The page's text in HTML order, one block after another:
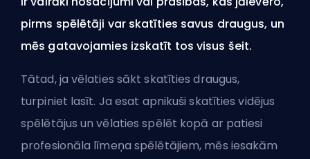
pirms spēlētāji var skatīties savus draugus, un
mēs gatavojamies izskatīt tos visus šeit.
Tātad, ja vēlaties sākt skatīties draugus,
turpiniet lasīt. Ja esat apnikuši skatīties vidējus
spēlētājus un vēlaties spēlēt kopā ar patiesi
profesionāla līmeņa spēlētājiem, mēs iesakām